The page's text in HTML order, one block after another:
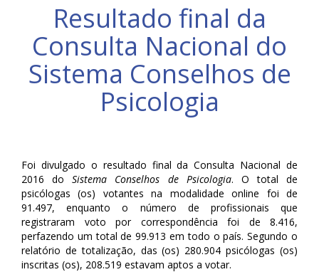
Resultado final da
Consulta Nacional do
Sistema Conselhos de
Psicologia
Foi divulgado o resultado final da Consulta Nacional de
2016 doSistema Conselhos de Psicologia. O total de
psicólogas (os) votantes na modalidade online foi de
91.497, enquanto o número de profissionais que
registraram voto por correspondência foi de 8.416,
perfazendo um total de 99.913 em todo o país. Segundo o
relatório detotalização, das (os) 280.904 psicólogas (os)
inscritas (os), 208.519 estavam aptos a votar.